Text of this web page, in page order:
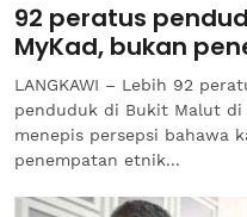
92 peratus
MyKad, bukan
LANGKAWI – Lebih 92
penduduk di Bukit Malut di
menepis persepsi bahawa
penempatan etnik...